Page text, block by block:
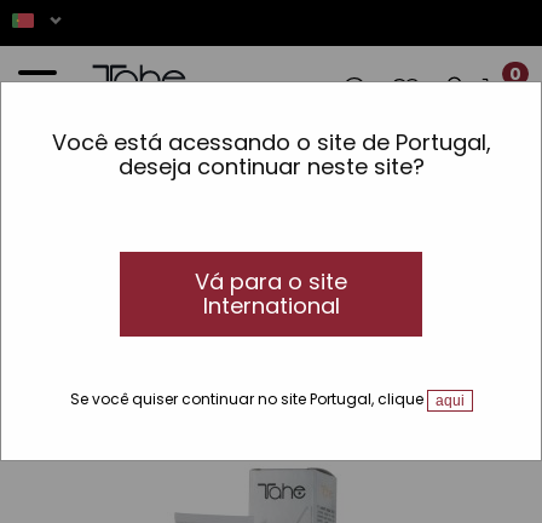
Você está acessando o site de Portugal,
deseja continuar neste site?
Vá para o site
International
Se você quiser continuar no site Portugal, clique aqui
0
✨ AS ENCOMENDAS REALIZADAS
Este produto não
está disponível